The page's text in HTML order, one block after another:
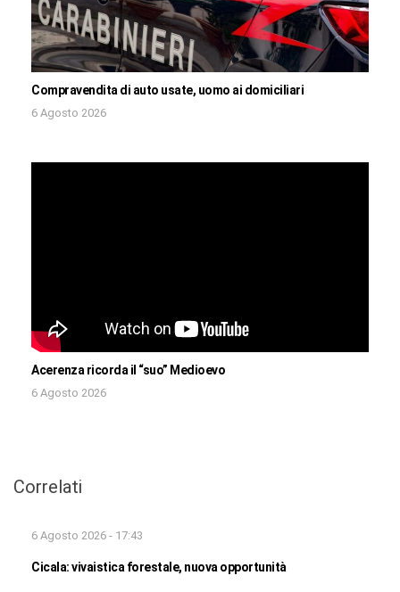
Compravendita di auto usate, uomo ai domiciliari
6 Agosto 2026
Acerenza ricorda il “suo” Medioevo
6 Agosto 2026
Correlati
6 Agosto 2026 - 17:43
Cicala: vivaistica forestale, nuova opportunità